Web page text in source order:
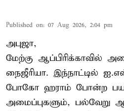
Published on: 07 Aug 2026, 2:04 pm
அபுஜா,
மேற்கு ஆப்பிரிக்காவில்
நைஜீரியா. இந்நாட்டில்
போகோ ஹராம் போன்ற
அமைப்புகளும், பல்வேறு